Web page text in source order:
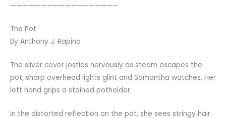
—————————————————–
The Pot
By Anthony J. Rapino
The silver cover jostles nervously as steam escapes the
pot; sharp overhead lights glint and Samantha watches. Her
left hand grips a stained potholder.
In the distorted reflection on the pot, she sees stringy hair